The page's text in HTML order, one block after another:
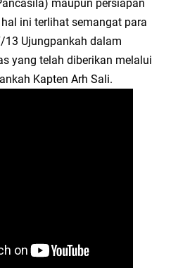
Tahun Hijriah, Teguhkan Optimisme
maupun persiapan
ini terlihat semangat para
Ujungpankah dalam
yang telah diberikan melalui
Kapten Arh Sali.